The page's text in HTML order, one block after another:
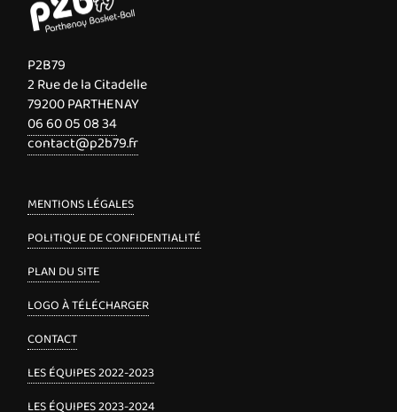
P2B79
2 Rue de la Citadelle
79200 PARTHENAY
06 60 05 08 34
contact@p2b79.fr
MENTIONS LÉGALES
POLITIQUE DE CONFIDENTIALITÉ
PLAN DU SITE
LOGO À TÉLÉCHARGER
CONTACT
LES ÉQUIPES 2022-2023
LES ÉQUIPES 2023-2024